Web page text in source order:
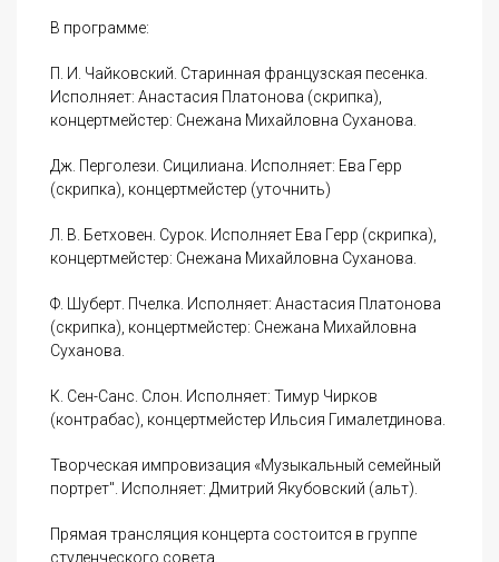
В программе:
П. И. Чайковский. Старинная французская песенка.
Исполняет: Анастасия Платонова (скрипка),
концертмейстер: Снежана Михайловна Суханова.
Дж. Перголези. Сицилиана. Исполняет: Ева Герр
(скрипка), концертмейстер (уточнить)
⁠Л. В. Бетховен. Сурок. Исполняет Ева Герр (скрипка),
концертмейстер: Снежана Михайловна Суханова.
Ф. Шуберт. Пчелка. Исполняет: Анастасия Платонова
(скрипка), концертмейстер: Снежана Михайловна
Суханова.
К. Сен-Санс. Слон. Исполняет: Тимур Чирков
(контрабас), концертмейстер Ильсия Гималетдинова.
Творческая импровизация «Музыкальный семейный
портрет". Исполняет: Дмитрий Якубовский (альт).
Прямая трансляция концерта состоится в группе
студенческого совета.